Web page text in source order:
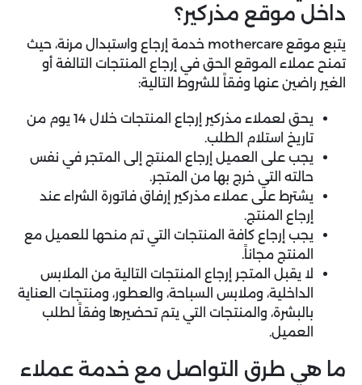
داخل موقع مذركير؟
يتبع موقع mothercare خدمة إرجاع واستبدال مرنة، حيث
تمنح عملاء الموقع الحق في إرجاع المنتجات التالفة أو
الغير راضين عنها وفقاً للشروط التالية:
يحق لعملاء مذركير إرجاع المنتجات خلال 14 يوم من
تاريخ استلام الطلب.
يجب على العميل إرجاع المنتج إلى المتجر في نفس
حالته التي خرج بها من المتجر.
يشترط على عملاء مذركير إرفاق فاتورة الشراء عند
إرجاع المنتج.
يجب إرجاع كافة المنتجات التي تم منحها للعميل مع
المنتج مجاناً.
لا يقبل المتجر إرجاع المنتجات التالية من الملابس
الداخلية، وملابس السباحة، والعطور، ومنتجات العناية
بالبشرة، والمنتجات التي يتم تحضيرها وفقاً لطلب
العميل.
ما هي طرق التواصل مع خدمة عملاء